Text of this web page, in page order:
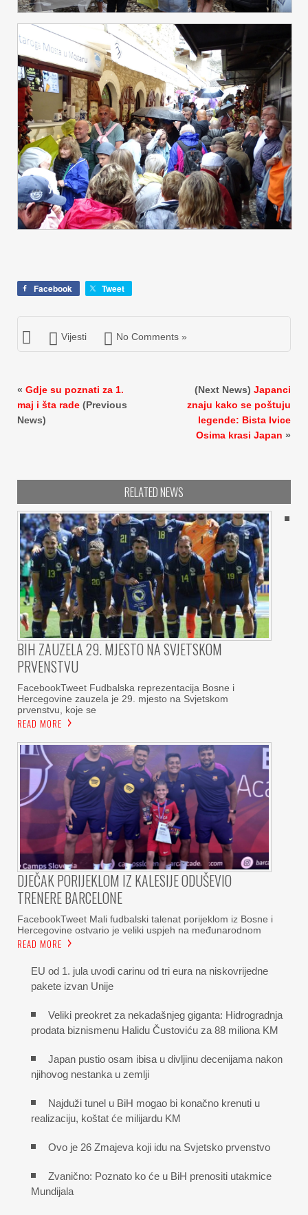
Facebook Tweet
Vijesti No Comments »
« Gdje su poznati za 1.
maj i šta rade (Previous
News)
(Next News) Japanci
znaju kako se poštuju
legende: Bista Ivice
Osima krasi Japan »
RELATED NEWS
BIH ZAUZELA 29. MJESTO NA SVJETSKOM
PRVENSTVU
FacebookTweet Fudbalska reprezentacija Bosne i
Hercegovine zauzela je 29. mjesto na Svjetskom
prvenstvu, koje se
READ MORE
DJEČAK PORIJEKLOM IZ KALESIJE ODUŠEVIO
TRENERE BARCELONE
FacebookTweet Mali fudbalski talenat porijeklom iz Bosne i
Hercegovine ostvario je veliki uspjeh na međunarodnom
READ MORE
EU od 1. jula uvodi carinu od tri eura na niskovrijedne
pakete izvan Unije
Veliki preokret za nekadašnjeg giganta: Hidrogradnja
prodata biznismenu Halidu Čustoviću za 88 miliona KM
Japan pustio osam ibisa u divljinu decenijama nakon
njihovog nestanka u zemlji
Najduži tunel u BiH mogao bi konačno krenuti u
realizaciju, koštat će milijardu KM
Ovo je 26 Zmajeva koji idu na Svjetsko prvenstvo
Zvanično: Poznato ko će u BiH prenositi utakmice
Mundijala